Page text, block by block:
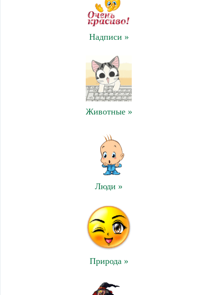
Надписи »
Животные »
Люди »
Природа »